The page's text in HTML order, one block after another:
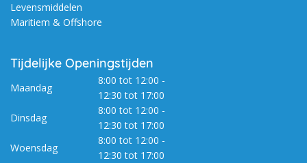
Levensmiddelen
Maritiem & Offshore
Tijdelijke Openingstijden
Maandag
8:00 tot 12:00 -
12:30 tot 17:00
Dinsdag
8:00 tot 12:00 -
12:30 tot 17:00
Woensdag
8:00 tot 12:00 -
12:30 tot 17:00